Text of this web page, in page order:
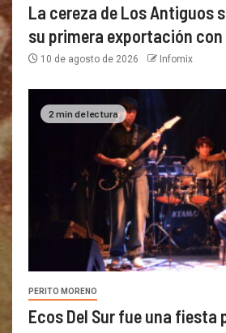
La cereza de Los Antiguos
su primera exportación
10 de agosto de 2026 Infomix
2 min de lectura
PERITO MORENO
Ecos Del Sur fue una fiesta